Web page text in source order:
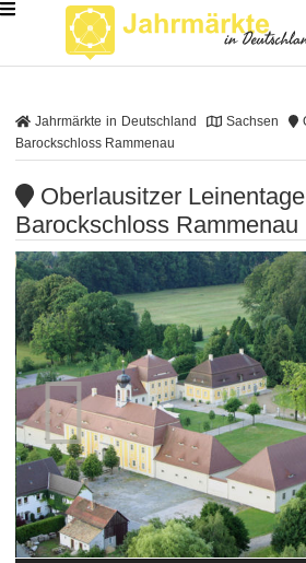
Jahrmärkte in Deutschland Sachsen
Barockschloss Rammenau
Oberlausitzer
Barockschloss Rammenau
